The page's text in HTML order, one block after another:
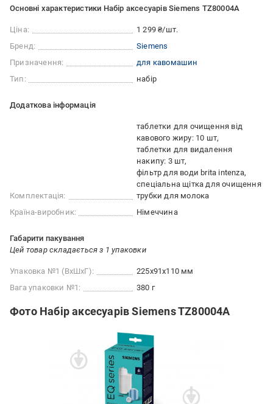
Основні характеристики Набір аксесуарів Siemens TZ80004A
Ціна:
1 299 ₴/шт.
Бренд:
Siemens
Призначення:
для кавомашин
Тип:
набір
Додаткова інформація
Комплектація:
таблетки для очищення від
кавового жиру: 10 шт
таблетки для видалення
накипу: 3 шт
фільтр для води brita intenza
спеціальна щітка для очищення
трубки для молока
Країна-виробник:
Німеччина
Габарити пакування
Цей товар складається з 1 упаковки
Упаковка №1 (ВхШхГ):
225x91x110 мм
Вага упаковки №1:
380 г
Фото Набір аксесуарів Siemens TZ80004A